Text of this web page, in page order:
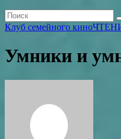
Клуб семейного
Умники и